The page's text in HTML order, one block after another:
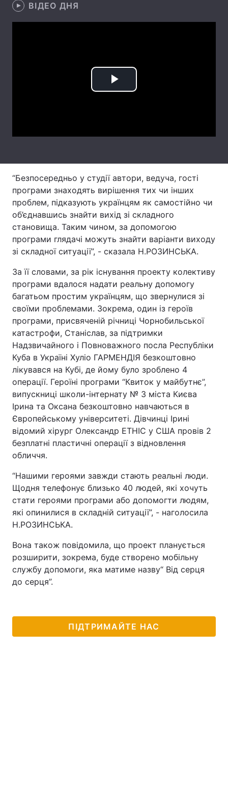
Спорт
Інтерв'ю Думки
Архів Вакансії
Контакти
Тема оформлення
ВІДЕО ДНЯ
Play
“Безпосередньо у студії автори, ведуча, гості
програми знаходять вирішення тих чи інших
проблем, підказують українцям як самостійно чи
об’єднавшись знайти вихід зі складного
становища. Таким чином, за допомогою
програми глядачі можуть знайти варіанти виходу
зі складної ситуації”, - сказала Н.РОЗИНСЬКА.
За її словами, за рік існування проекту колективу
програми вдалося надати реальну допомогу
багатьом простим українцям, що звернулися зі
своїми проблемами. Зокрема, один із героїв
програми, присвяченій річниці Чорнобильської
катастрофи, Станіслав, за підтримки
Надзвичайного і Повноважного посла Республіки
Куба в Україні Хуліо ГАРМЕНДІЯ безкоштовно
лікувався на Кубі, де йому було зроблено 4
операції. Героїні програми “Квиток у майбутнє”,
випускниці школи-інтернату № 3 міста Києва
Ірина та Оксана безкоштовно навчаються в
Європейському університеті. Дівчинці Ірині
відомий хірург Олександр ЕТНІС у США провів 2
безплатні пластичні операції з відновлення
обличчя.
“Нашими героями завжди стають реальні люди.
Щодня телефонує близько 40 людей, які хочуть
стати героями програми або допомогти людям,
які опинилися в складній ситуації”, - наголосила
Н.РОЗИНСЬКА.
Вона також повідомила, що проект планується
розширити, зокрема, буде створено мобільну
службу допомоги, яка матиме назву“ Від серця
до серця”.
ПІДТРИМАЙТЕ НАС